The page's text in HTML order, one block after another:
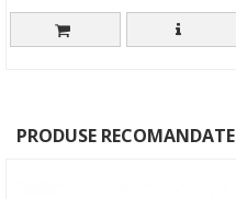
PRODUSE RECOMANDATE